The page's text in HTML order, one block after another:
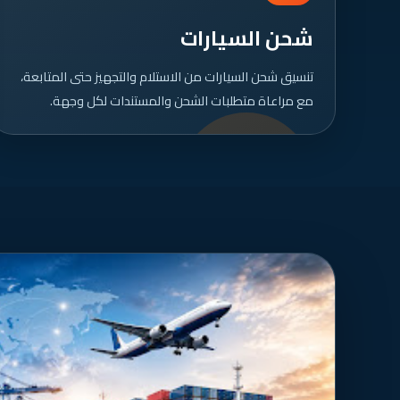
شحن السيارات
تنسيق شحن السيارات من الاستلام والتجهيز حتى المتابعة،
مع مراعاة متطلبات الشحن والمستندات لكل وجهة.